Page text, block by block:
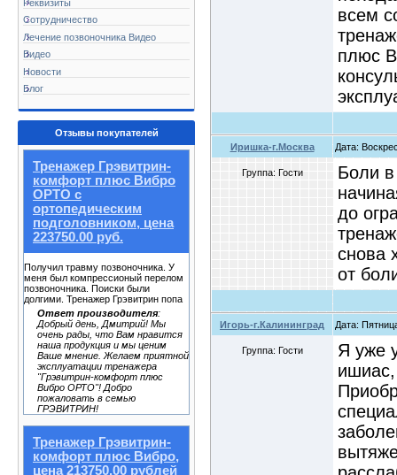
Реквизиты
Сотрудничество
Лечение позвоночника Видео
Видео
Новости
Блог
Отзывы покупателей
Тренажер Грэвитрин-
комфорт плюс Вибро
ОРТО с
ортопедическим
подголовником, цена
223750.00 руб.
Получил травму позвоночника. У
меня был компрессионый перелом
позвоночника. Поиски были
долгими. Тренажер Грэвитрин попа
Ответ производителя:
Добрый день, Дмитрий! Мы
очень рады, что Вам нравится
наша продукция и мы ценим
Ваше мнение. Желаем приятной
эксплуатации тренажера
"Грэвитрин-комфорт плюс
Вибро ОРТО"! Добро
пожаловать в семью
ГРЭВИТРИН!
Тренажер Грэвитрин-
комфорт плюс Вибро,
цена 213750.00 рублей
всем
плюс
Иришка-г.Москва Дата:
Группа: Гости
Боли в
до
снова
от
Игорь-г.Калининград Дата:
Группа: Гости
Я уже
ишиас,